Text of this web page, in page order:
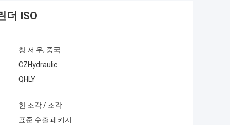
더 ISO
창 저 우, 중국
CZHydraulic
QHLY
한 조각 / 조각
표준 수출 패키지